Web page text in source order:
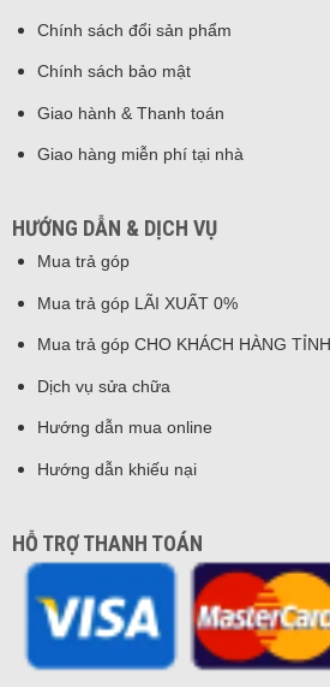
Chính sách đổi sản phẩm
Chính sách bảo mật
Giao hành & Thanh toán
Giao hàng miễn phí tại nhà
HƯỚNG DẪN & DỊCH VỤ
Mua trả góp
Mua trả góp LÃI XUẤT 0%
Mua trả góp CHO KHÁCH HÀNG TỈNH
Dịch vụ sửa chữa
Hướng dẫn mua online
Hướng dẫn khiếu nại
HỖ TRỢ THANH TOÁN